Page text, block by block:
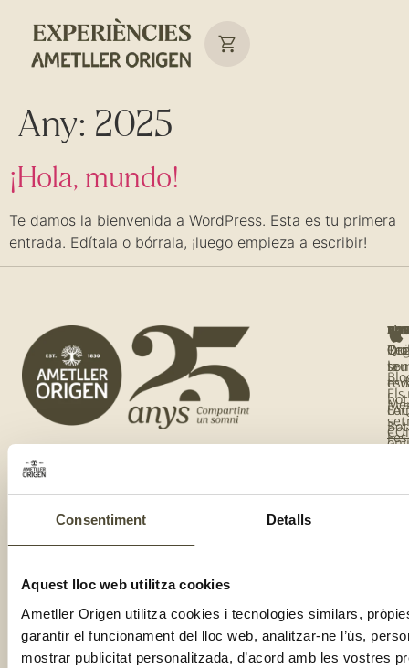
Consentiment Detalls
Aquest lloc web utilitza cookies
Ametller Origen utilitza cookies i tecnologies similars,
garantir el funcionament del lloc web, analitzar-ne l’ús,
mostrar publicitat personalitzada, d’acord amb les vostres
Any: 2025
¡Hola, mundo!
Te damos la bienvenida a WordPress. Esta es tu primera
entrada. Edítala o bórrala, ¡luego empieza a escribir!
Qui
la
teu